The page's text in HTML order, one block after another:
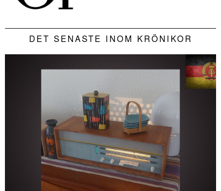
DET SENASTE INOM KRÖNIKOR